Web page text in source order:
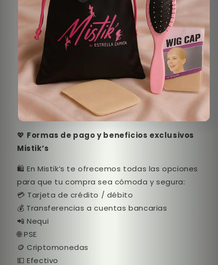
💖 Formas de pago y beneficios exclusivos
Mistik’s
🛍️ En Mistik’s te ofrecemos todas las opciones
para que tu compra sea cómoda y segura:
💳 Tarjeta de crédito / débito
💰 Transferencias a cuentas bancarias
📲 Nequi
🌐 PSE
🪙 Criptomonedas
💵 Efectivo